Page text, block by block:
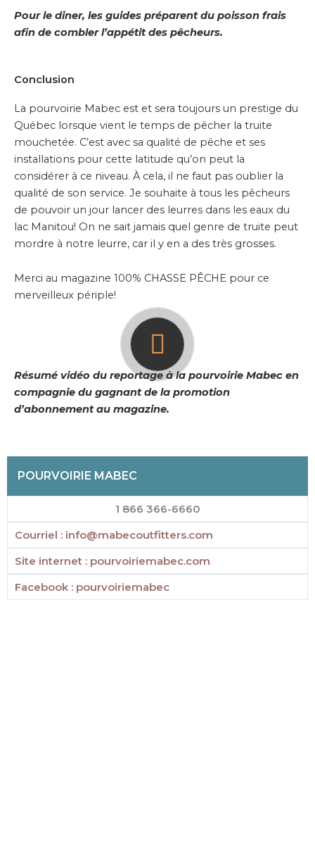
Pour le diner, les guides préparent du poisson frais
afin de combler l’appétit des pêcheurs.
Conclusion
La pourvoirie Mabec est et sera toujours un prestige du
Québec lorsque vient le temps de pêcher la truite
mouchetée. C’est avec sa qualité de pêche et ses
installations pour cette latitude qu’on peut la
considérer à ce niveau. À cela, il ne faut pas oublier la
qualité de son service. Je souhaite à tous les pêcheurs
de pouvoir un jour lancer des leurres dans les eaux du
lac Manitou! On ne sait jamais quel genre de truite peut
mordre à notre leurre, car il y en a des très grosses.
Merci au magazine 100% CHASSE PÊCHE pour ce
merveilleux périple!
Résumé vidéo du reportage à la pourvoirie Mabec en
compagnie du gagnant de la promotion
d’abonnement au magazine.
POURVOIRIE MABEC
1 866 366-6660
Courriel : info@mabecoutfitters.com
Site internet : pourvoiriemabec.com
Facebook : pourvoiriemabec